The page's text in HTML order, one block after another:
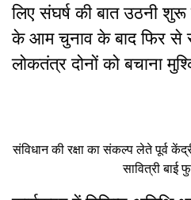
लिए संघर्ष की बात उठनी
के आम चुनाव के बाद फिर से
लोकतंत्र दोनों को बचाना
संविधान की रक्षा का संकल्प लेते पूर्व
सावित्री बाई